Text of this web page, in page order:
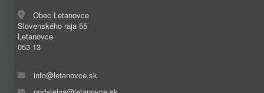
Obec Letanovce
Slovenského raja 55
Letanovce
053 13
info@letanovce.sk